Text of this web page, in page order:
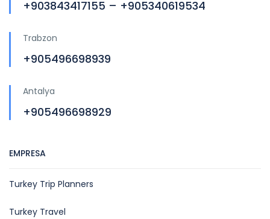
+903843417155 – +905340619534
Trabzon
+905496698939
Antalya
+905496698929
EMPRESA
Turkey Trip Planners
Turkey Travel